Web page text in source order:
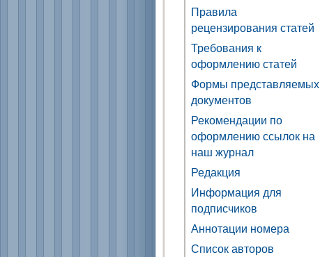
Правила
рецензирования статей
Требования к
оформлению статей
Формы представляемых
документов
Рекомендации по
оформлению ссылок на
наш журнал
Редакция
Информация для
подписчиков
Аннотации номера
Список авторов